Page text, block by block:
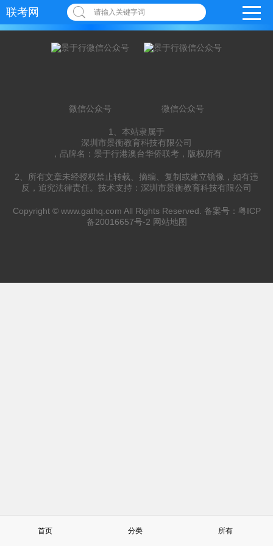
联考网 请输入关键字词
微信公众号 微信公众号
1、本站隶属于
深圳市景衡教育科技有限公司
，品牌名：景于行港澳台华侨联考，版权所有
2、所有文章未经授权禁止转载、摘编、复制或建立镜像，如有违
反，追究法律责任。技术支持：深圳市景衡教育科技有限公司
Copyright © www.gathq.com All Rights Reserved. 备案号： 粤ICP
备20016657号-2 网站地图
首页 分类 所有